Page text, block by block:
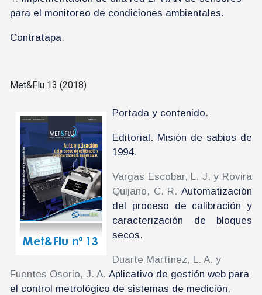
para el monitoreo de condiciones ambientales.
Contratapa.
Met&Flu 13 (2018)
Portada y contenido.
Editorial: Misión de sabios de
1994.
Vargas Escobar, L. J. y Rovira
Quijano, C. R. Automatización
del proceso de calibración y
caracterización de bloques
secos.
Duarte Martínez, L. A. y
Fuentes Osorio, J. A. Aplicativo de gestión web para
el control metrológico de sistemas de medición.